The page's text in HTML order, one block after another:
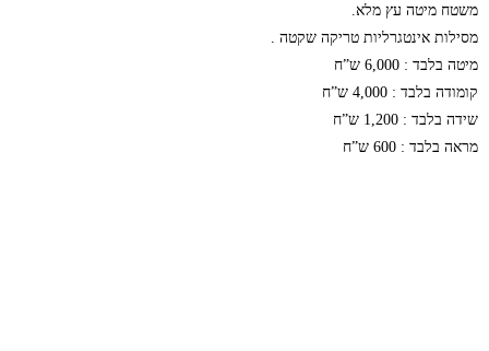
משטח מיטה עץ מלא.
מסילות אינטגרליות טריקה שקטה .
מיטה בלבד : 6,000 ש”ח
קומודה בלבד : 4,000 ש”ח
שידה בלבד : 1,200 ש”ח
מראה בלבד : 600 ש”ח